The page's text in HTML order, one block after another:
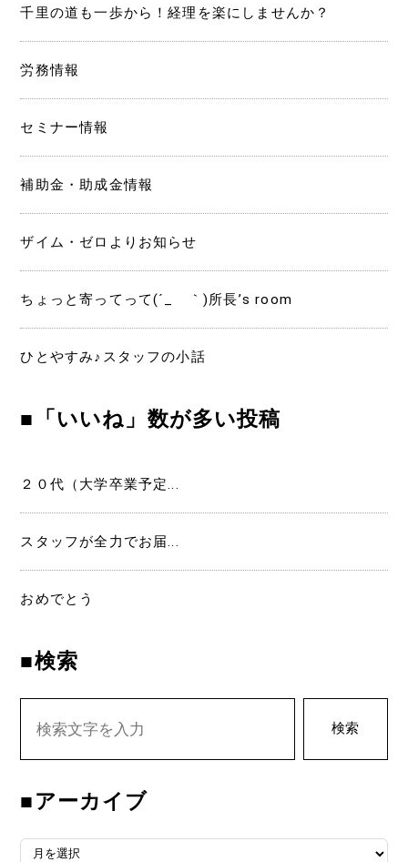
千里の道も一歩から！経理を楽にしませんか？
労務情報
セミナー情報
補助金・助成金情報
ザイム・ゼロよりお知らせ
ちょっと寄ってって(´_ゝ｀)所長’s room
ひとやすみ♪スタッフの小話
■「いいね」数が多い投稿
２０代（大学卒業予定...
スタッフが全力でお届...
おめでとう
■検索
検索
■アーカイブ
■アーカイブ